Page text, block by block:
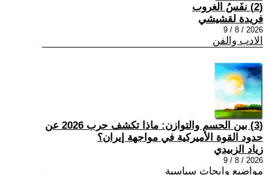
(2) نفَسُ الغروب
فريدة لقشيشي
2026 / 8 / 9
الادب والفن
(3) بين الحسم والتوازن: ماذا تكشف حرب 2026 عن
حدود القوة الأميركية في مواجهة إيران؟
زياد الزبيدي
2026 / 8 / 9
مواضيع وابحاث سياسية